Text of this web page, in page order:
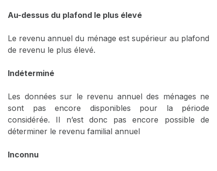
Au-dessus du plafond le plus élevé
Le revenu annuel du ménage est supérieur au plafond
de revenu le plus élevé.
Indéterminé
Les données sur le revenu annuel des ménages ne
sont pas encore disponibles pour la période
considérée. Il n’est donc pas encore possible de
déterminer le revenu familial annuel
Inconnu